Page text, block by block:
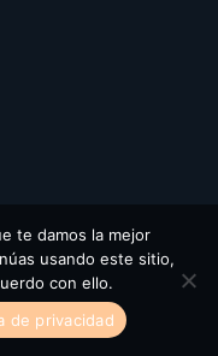
te damos la mejor
usando este sitio,
con ello.
de privacidad